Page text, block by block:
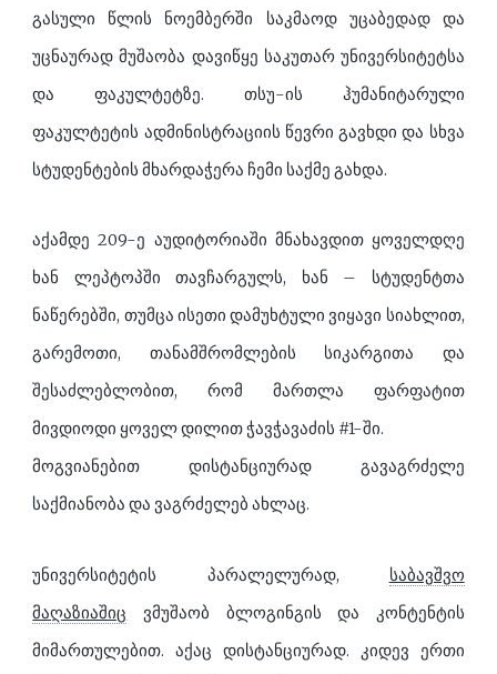
გასული წლის ნოემბერში საკმაოდ უცაბედად და
უცნაურად მუშაობა დავიწყე საკუთარ უნივერსიტეტსა
და ფაკულტეტზე. თსუ-ის ჰუმანიტარული
ფაკულტეტის ადმინისტრაციის წევრი გავხდი და სხვა
სტუდენტების მხარდაჭერა ჩემი საქმე გახდა.
აქამდე 209-ე აუდიტორიაში მნახავდით ყოველდღე
ხან ლეპტოპში თავჩარგულს, ხან – სტუდენტთა
ნაწერებში, თუმცა ისეთი დამუხტული ვიყავი სიახლით,
გარემოთი, თანამშრომლების სიკარგითა და
შესაძლებლობით, რომ მართლა ფარფატით
მივდიოდი ყოველ დილით ჭავჭავაძის #1-ში.
მოგვიანებით დისტანციურად გავაგრძელე
საქმიანობა და ვაგრძელებ ახლაც.
უნივერსიტეტის პარალელურად, საბავშვო
მაღაზიაშიც ვმუშაობ ბლოგინგის და კონტენტის
მიმართულებით. აქაც დისტანციურად. კიდევ ერთი